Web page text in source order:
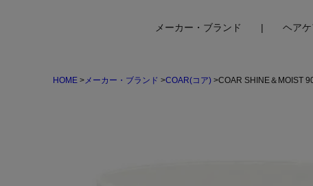
メーカー・ブランド ヘアケ
HOME メーカー・ブランド COAR(コア) COAR SHINE＆MOIST